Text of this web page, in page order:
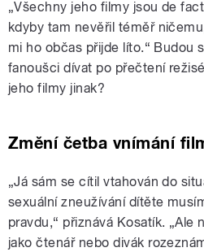
„Všechny jeho filmy jsou de
kdyby tam nevěřil téměř
mi ho občas přijde líto.“ Budou
fanoušci dívat po přečtení
jeho filmy jinak?
Změní četba vnímání
„Já sám se cítil vtahován do
sexuální zneužívání dítěte
pravdu,“ přiznává Kosatík. „Ale
jako čtenář nebo divák